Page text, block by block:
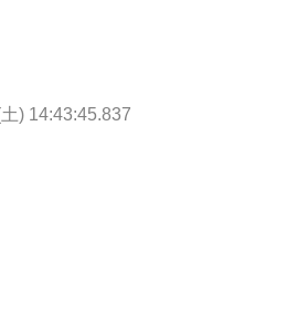
) 14:43:45.837